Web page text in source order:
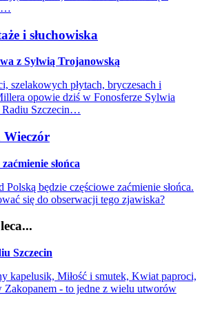
i słuchowiska
z Sylwią Trojanowską
szelakowych płytach, bryczesach i
opowie dziś w Fonosferze Sylwia
Radiu Szczecin…
Wieczór
słońca
będzie częściowe zaćmienie słońca.
się do obserwacji tego zjawiska?
Szczecin
kapelusik, Miłość i smutek, Kwiat paproci,
Zakopanem - to jedne z wielu utworów